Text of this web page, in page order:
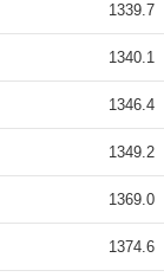
1339.7
1340.1
1346.4
1349.2
1369.0
1374.6